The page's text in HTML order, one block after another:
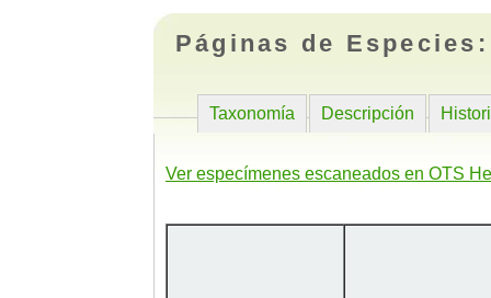
Páginas de
Taxonomía Descripción
Ver especímenes escaneados en OTS